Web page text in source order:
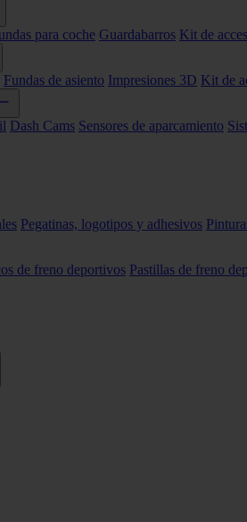
para coche Guardabarros Kit de
Fundas de asiento Impresiones 3D Kit de
Dash Cams Sensores de aparcamiento
Pegatinas, logotipos y adhesivos
de freno deportivos Pastillas de freno